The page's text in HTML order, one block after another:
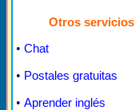
Otros servicios
• Chat
• Postales gratuitas
• Aprender inglés